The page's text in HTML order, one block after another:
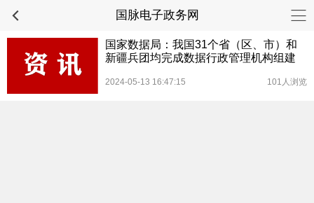
国脉电子政务网
国家数据局：我国31个省（区、市）和
新疆兵团均完成数据行政管理机构组建
2024-05-13 16:47:15 101人浏览